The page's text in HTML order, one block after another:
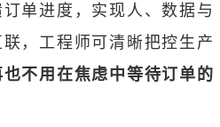
单进度，实现人、数据与
，工程师可清晰把控生产
也不用在焦虑中等待订单的